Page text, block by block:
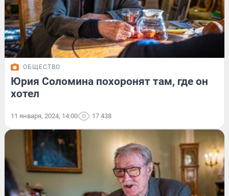
ОБЩЕСТВО
Юрия Соломина похоронят там, где он
хотел
11 января, 2024, 14:00 17 438